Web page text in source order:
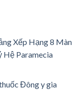
Xếp Hạng 8 Màn
Hệ Paramecia
Đông y gia